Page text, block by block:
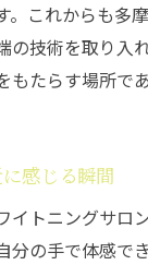
。これからも多
の技術を取り入
もたらす場所で
感じる瞬間
イトニングサロ
分の手で体感で